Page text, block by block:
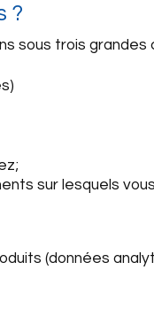
?
sous trois grandes
sur lesquels
(données